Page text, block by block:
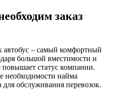
заказ
автобус – самый комфортный
большой вместимости и
повышает статус компании.
необходимости найма
для обслуживания перевозок.